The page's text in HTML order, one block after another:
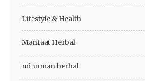
Lifestyle & Health
Manfaat Herbal
minuman herbal